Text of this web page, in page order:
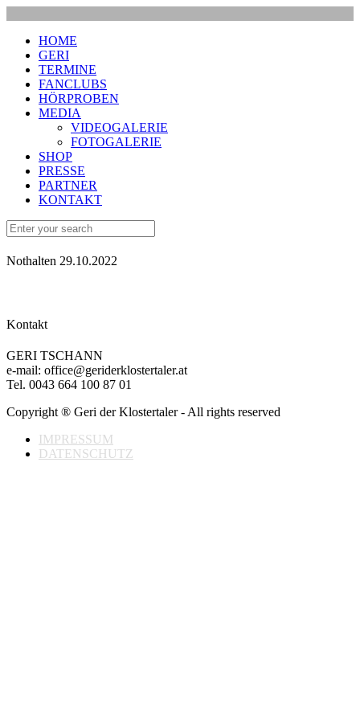
HOME
GERI
TERMINE
FANCLUBS
HÖRPROBEN
MEDIA
VIDEOGALERIE
FOTOGALERIE
SHOP
PRESSE
PARTNER
KONTAKT
Nothalten 29.10.2022
Kontakt
GERI TSCHANN
e-mail: office@geriderklostertaler.at
Tel. 0043 664 100 87 01
Copyright ® Geri der Klostertaler - All rights reserved
IMPRESSUM
DATENSCHUTZ